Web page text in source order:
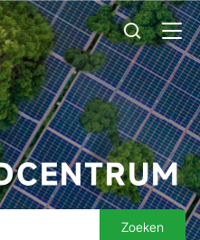
Zoeken